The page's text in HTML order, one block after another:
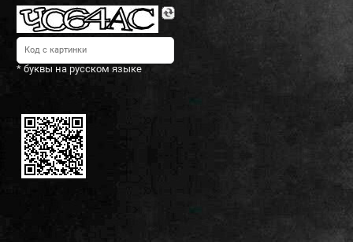
* буквы на русском языке